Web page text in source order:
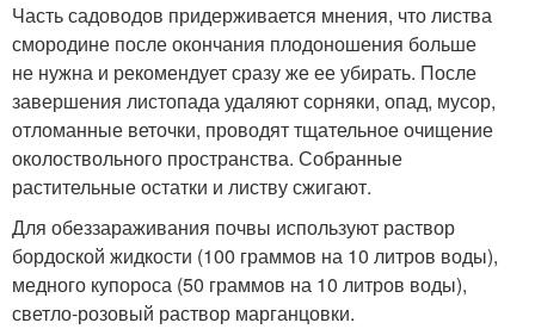
Часть садоводов придерживается мнения, что листва
смородине после окончания плодоношения больше
не нужна и рекомендует сразу же ее убирать. После
завершения листопада удаляют сорняки, опад, мусор,
отломанные веточки, проводят тщательное очищение
околоствольного пространства. Собранные
растительные остатки и листву сжигают.
Для обеззараживания почвы используют раствор
бордоской жидкости (100 граммов на 10 литров воды),
медного купороса (50 граммов на 10 литров воды),
светло-розовый раствор марганцовки.